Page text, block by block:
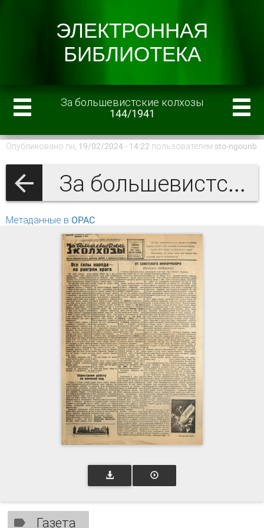
За большевистские колхозы
144/1941
Опубликовано пн, 19/02/2024 - 14:22 пользователем sto-ngounb
За большевистские колхозы 1941 г.
Метаданные в OPAC
Газета